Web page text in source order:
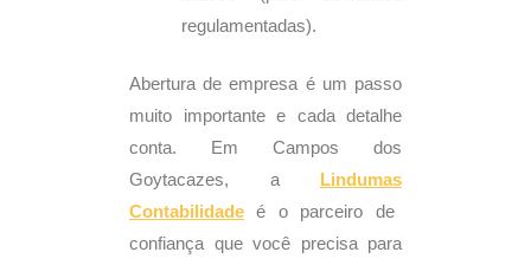
regulamentadas).
Abertura de empresa é um passo
muito importante e cada detalhe
conta. Em Campos dos
Goytacazes, a
Lindumas
Contabilidade é o parceiro de
confiança que você precisa para